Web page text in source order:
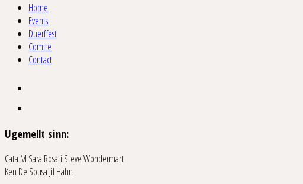
Home
Events
Duerffest
Comite
Contact
Ugemellt sinn:
Cata M Sara Rosati Steve Wondermart
Ken De Sousa Jil Hahn